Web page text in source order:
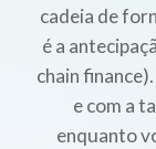
cadeia de
é a
chain
e com a
enquanto